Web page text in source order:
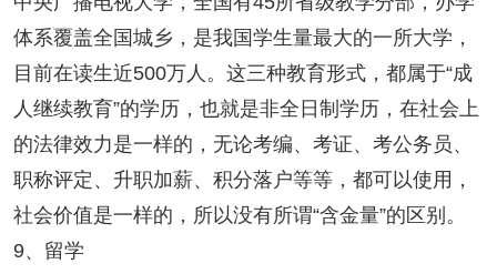
体系覆盖全国城乡，是我国学生量最大的一所大学，
目前在读生近500万人。这三种教育形式，都属于“成
人继续教育”的学历，也就是非全日制学历，在社会上
的法律效力是一样的，无论考编、考证、考公务员、
职称评定、升职加薪、积分落户等等，都可以使用，
社会价值是一样的，所以没有所谓“含金量”的区别。
9、留学